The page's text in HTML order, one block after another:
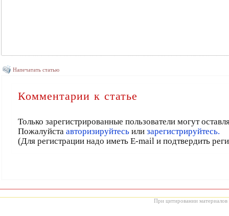
Напечатать статью
Комментарии к статье
Только зарегистрированные пользователи могут
Пожалуйста авторизируйтесьили зарегистрируйтесь.
(Для регистрации надо иметь E-mail и подтвердить
При цитировании материалов